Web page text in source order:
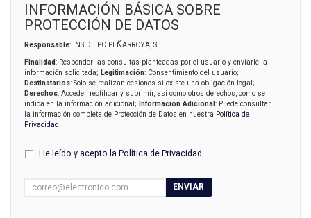
INFORMACIÓN BÁSICA SOBRE
PROTECCIÓN DE DATOS
Responsable: INSIDE PC PEÑARROYA, S.L.
Finalidad: Responder las consultas planteadas por el usuario y enviarle la
información solicitada; Legitimación: Consentimiento del usuario;
Destinatarios: Solo se realizan cesiones si existe una obligación legal;
Derechos: Acceder, rectificar y suprimir, así como otros derechos, como se
indica en la información adicional;
Información Adicional : Puede consultar
la información completa de Protección de Datos en nuestra Política de
Privacidad
He leído y acepto la Política de Privacidad
ENVIAR